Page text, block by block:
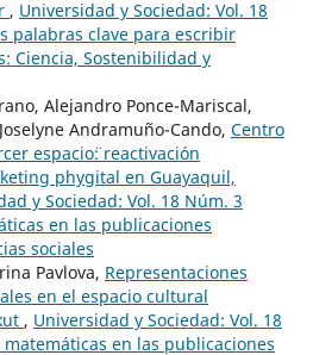
, Universidad y Sociedad: Vol. 18
palabras clave para escribir
Ciencia, Sostenibilidad y
Alejandro Ponce-Mariscal,
Andramuño-Cando, Centro
espacio¨: reactivación
phygital en Guayaquil,
y Sociedad: Vol. 18 Núm. 3
en las publicaciones
sociales
Pavlova, Representaciones
en el espacio cultural
, Universidad y Sociedad: Vol. 18
matemáticas en las publicaciones